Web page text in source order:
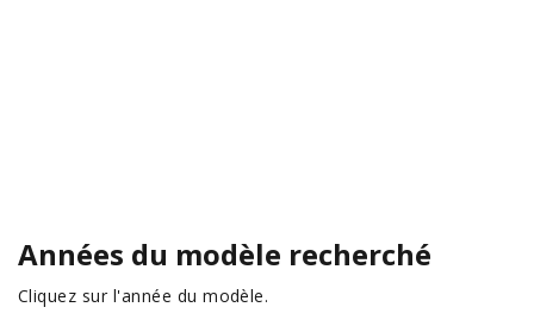
Années du modèle recherché
Cliquez sur l'année du modèle.